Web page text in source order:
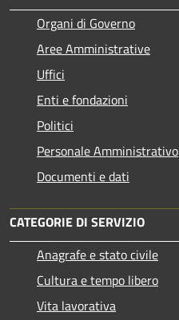
Organi di Governo
Aree Amministrative
Uffici
Enti e fondazioni
Politici
Personale Amministrativo
Documenti e dati
CATEGORIE DI SERVIZIO
Anagrafe e stato civile
Cultura e tempo libero
Vita lavorativa